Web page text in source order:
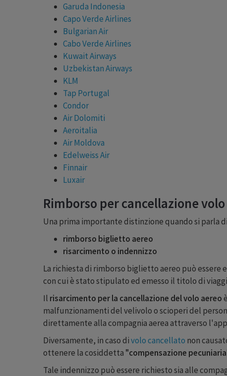
Garuda Indonesia
Capo Verde Airlines
Bulgarian Air
Cabo Verde Airlines
Kuwait Airways
Uzbekistan Airways
KLM
Tap Portugal
Condor
Air Dolomiti
Aeroitalia
Air Moldova
Edelweiss Air
Finnair
Luxair
Rimborso per cancellazione
Una prima importante distinzione quando si parla
rimborso biglietto aereo
risarcimento o indennizzo
La richiesta di rimborso biglietto aereo può
con cui è stato stipulato ed emesso il titolo di
Il risarcimento per la cancellazione del volo aereo
malfunzionamenti del velivolo o scioperi del
direttamente alla compagnia aerea attraverso
Diversamente, in caso divolo cancellato non
ottenere la cosiddetta "compensazione
Tale indennizzo può essere richiesto sia alle